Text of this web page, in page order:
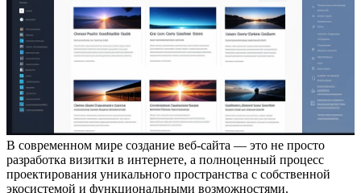
В современном мире создание веб-сайта — это не просто
разработка визитки в интернете, а полноценный процесс
проектирования уникального пространства с собственной
экосистемой и функциональными возможностями.